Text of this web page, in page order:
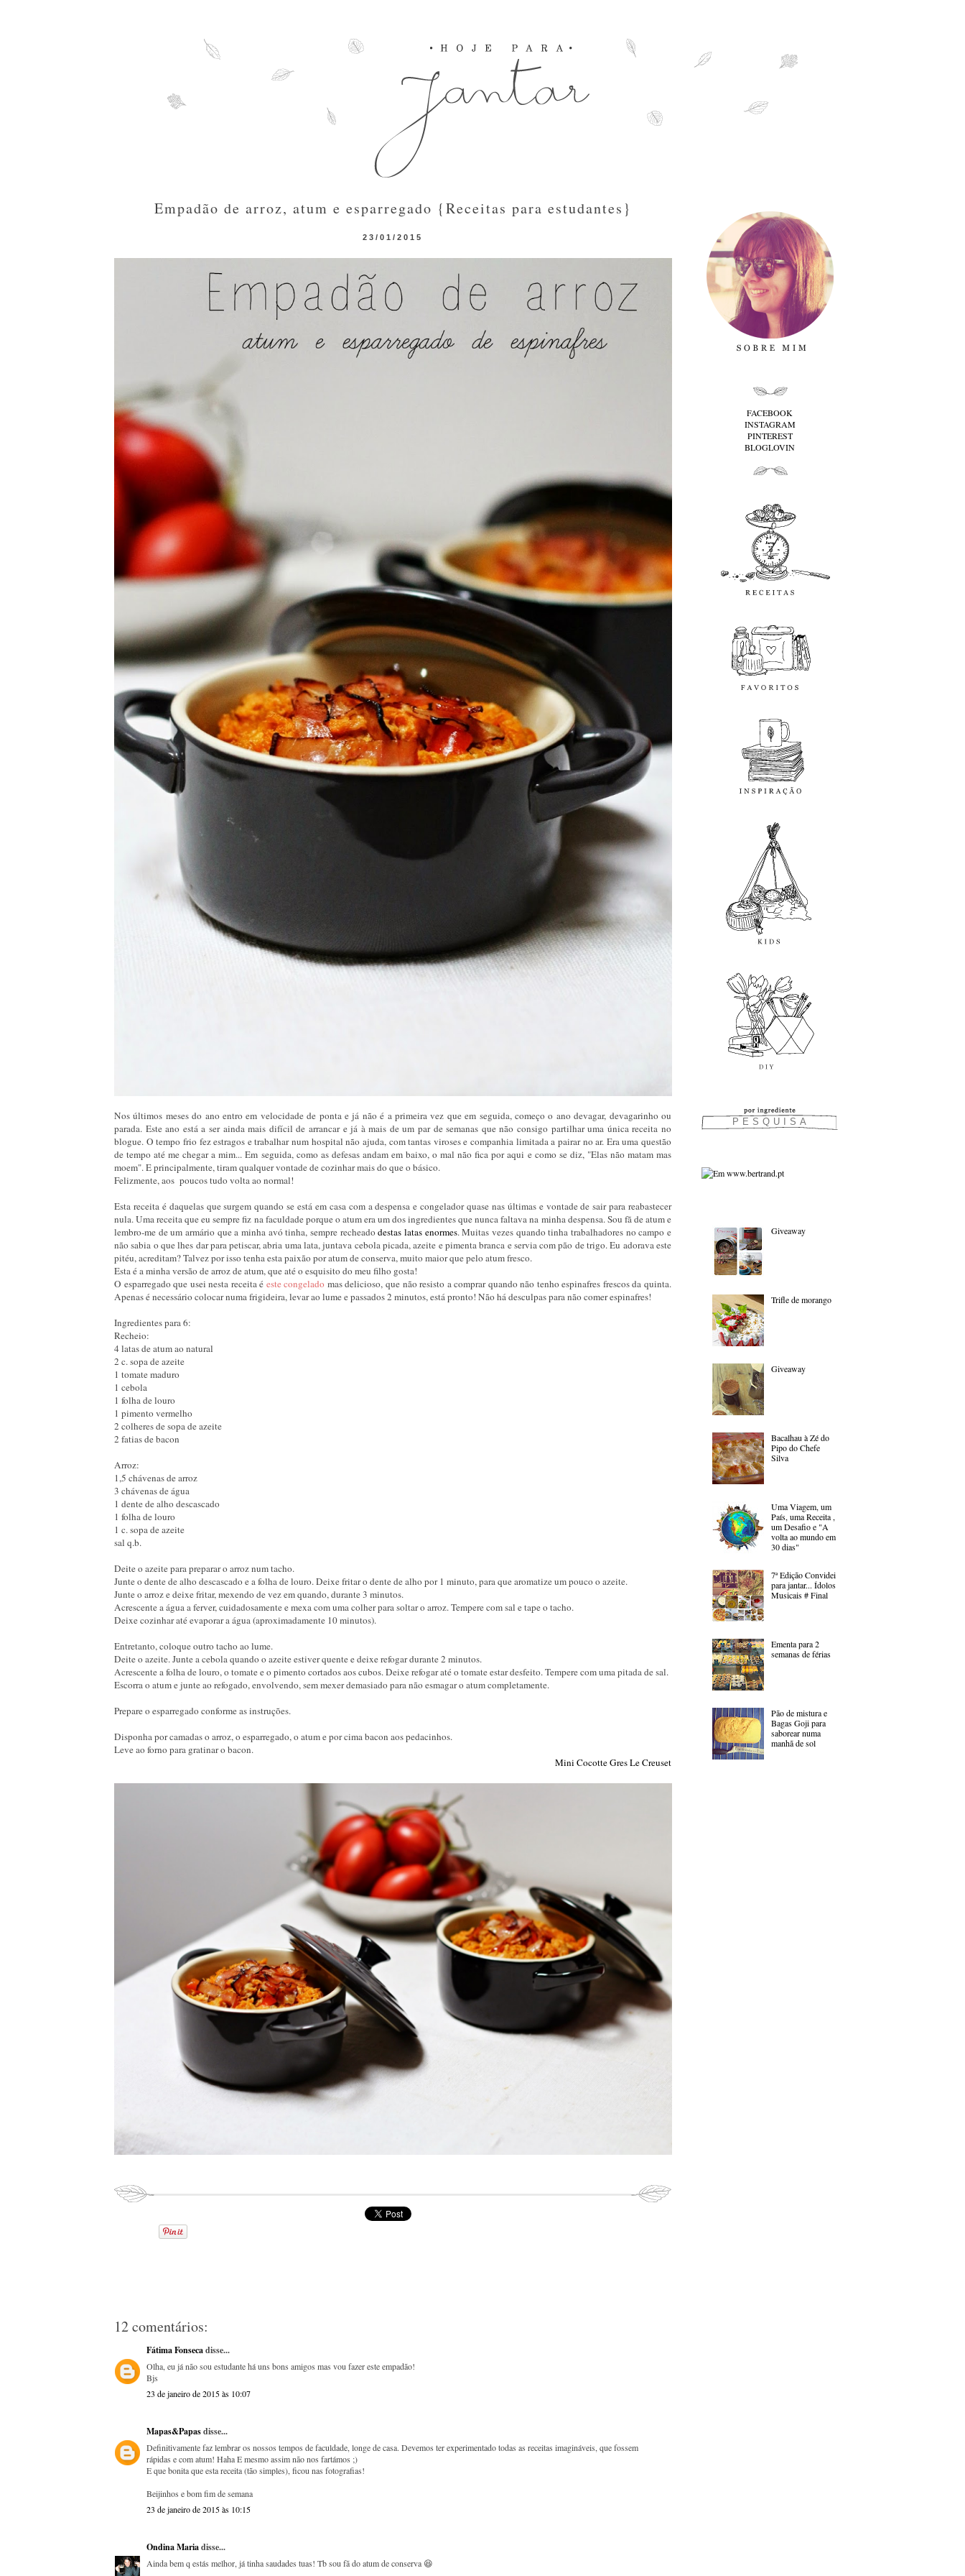
23/01/2015
Empadão de arroz, atum e esparregado {Receitas para estudantes}
Nos últimos meses do ano entro em velocidade de ponta e já não é a primeira vez que em seguida, começo o ano devagar, devagarinho ou
parada. Este ano está a ser ainda mais difícil de arrancar e já à mais de um par de semanas que não consigo partilhar uma única receita no
blogue. O tempo frio fez estragos e trabalhar num hospital não ajuda, com tantas viroses e companhia limitada a pairar no ar. Era uma questão
de tempo até me chegar a mim... Em seguida, como as defesas andam em baixo, o mal não fica por aqui e como se diz, "Elas não matam mas
moem". E principalmente, tiram qualquer vontade de cozinhar mais do que o básico.
Felizmente, aos poucos tudo volta ao normal!
Esta receita é daquelas que surgem quando se está em casa com a despensa e congelador quase nas últimas e vontade de sair para reabastecer
nula. Uma receita que eu sempre fiz na faculdade porque o atum era um dos ingredientes que nunca faltava na minha despensa. Sou fã de atum e
lembro-me de um armário que a minha avó tinha, sempre recheadodestas latas enormes. Muitas vezes quando tinha trabalhadores no campo e
não sabia o que lhes dar para petiscar, abria uma lata, juntava cebola picada, azeite e pimenta branca e servia com pão de trigo. Eu adorava este
pitéu, acreditam? Talvez por isso tenha esta paixão por atum de conserva, muito maior que pelo atum fresco.
Esta é a minha versão de arroz de atum, que até o esquisito do meu filho gosta!
O esparregado que usei nesta receita é este congelado mas delicioso, que não resisto a comprar quando não tenho espinafres frescos da quinta.
Apenas é necessário colocar numa frigideira, levar ao lume e passados 2 minutos, está pronto! Não há desculpas para não comer espinafres!
Ingredientes para 6:
Recheio:
4 latas de atum ao natural
2 c. sopa de azeite
1 tomate maduro
1 cebola
1 folha de louro
1 pimento vermelho
2 colheres de sopa de azeite
2 fatias de bacon
Arroz:
1,5 chávenas de arroz
3 chávenas de água
1 dente de alho descascado
1 folha de louro
1 c. sopa de azeite
sal q.b.
Deite o azeite para preparar o arroz num tacho.
Junte o dente de alho descascado e a folha de louro. Deixe fritar o dente de alho por 1 minuto, para que aromatize um pouco o azeite.
Junte o arroz e deixe fritar, mexendo de vez em quando, durante 3 minutos.
Acrescente a água a ferver, cuidadosamente e mexa com uma colher para soltar o arroz. Tempere com sal e tape o tacho.
Deixe cozinhar até evaporar a água (aproximadamente 10 minutos).
Entretanto, coloque outro tacho ao lume.
Deite o azeite. Junte a cebola quando o azeite estiver quente e deixe refogar durante 2 minutos.
Acrescente a folha de louro, o tomate e o pimento cortados aos cubos. Deixe refogar até o tomate estar desfeito. Tempere com uma pitada de sal.
Escorra o atum e junte ao refogado, envolvendo, sem mexer demasiado para não esmagar o atum completamente.
Prepare o esparregado conforme as instruções.
Disponha por camadas o arroz, o esparregado, o atum e por cima bacon aos pedacinhos.
Leve ao forno para gratinar o bacon.
Mini Cocotte Gres Le Creuset
12 comentários:
Fátima Fonsecadisse...
Olha, eu já não sou estudante há uns bons amigos mas vou fazer este empadão!
Bjs
23 de janeiro de 2015 às 10:07
Mapas&Papasdisse...
Definitivamente faz lembrar os nossos tempos de faculdade, longe de casa. Devemos ter experimentado todas as receitas imagináveis, que fossem
rápidas e com atum! Haha E mesmo assim não nos fartámos ;)
E que bonita que esta receita (tão simples), ficou nas fotografias!
Beijinhos e bom fim de semana
23 de janeiro de 2015 às 10:15
Ondina Mariadisse...
Ainda bem q estás melhor, já tinha saudades tuas! Tb sou fã do atum de conserva 😆
FACEBOOK
INSTAGRAM
PINTEREST
BLOGLOVIN
Giveaway
Trifle de morango
Giveaway
Bacalhau à Zé do
Pipo do Chefe
Silva
Uma Viagem, um
País, uma Receita ,
um Desafio e "A
volta ao mundo em
30 dias"
7ª Edição Convidei
para jantar... Ídolos
Musicais # Final
Ementa para 2
semanas de férias
Pão de mistura e
Bagas Goji para
saborear numa
manhã de sol